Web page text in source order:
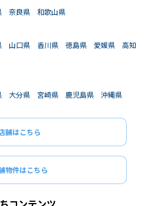
閉じる
奈良県
和歌山県
山口県 香川県 徳島県 愛媛県
高知
大分県 宮崎県 鹿児島県 沖縄県
舗はこちら
物件はこちら